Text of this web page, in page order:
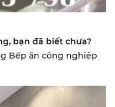
bạn đã biết chưa?
Bếp ăn công nghiệp